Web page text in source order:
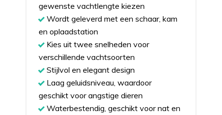
gewenste vachtlengte kiezen
Wordt geleverd met een schaar, kam
en oplaadstation
Kies uit twee snelheden voor
verschillende vachtsoorten
Stijlvol en elegant design
Laag geluidsniveau, waardoor
geschikt voor angstige dieren
Waterbestendig, geschikt voor nat en